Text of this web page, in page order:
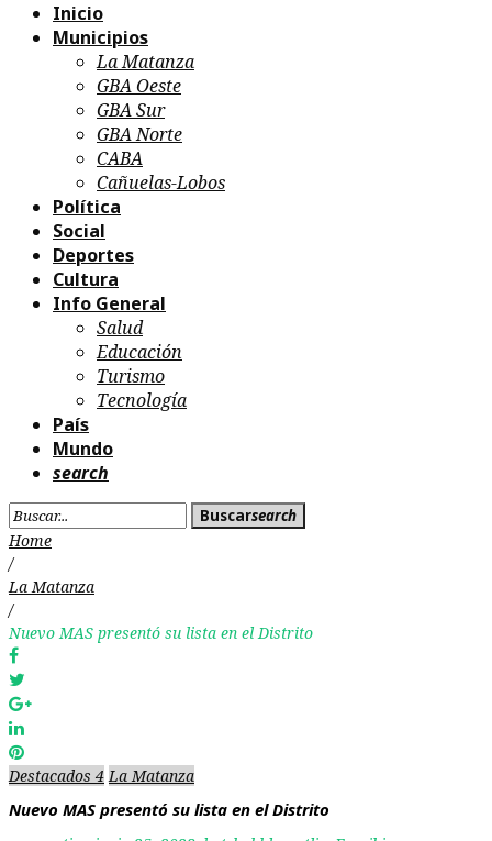
Inicio
Municipios
La Matanza
GBA Oeste
GBA Sur
GBA Norte
CABA
Cañuelas-Lobos
Política
Social
Deportes
Cultura
Info General
Salud
Educación
Turismo
Tecnología
País
Mundo
search
Search
for:
Buscarsearch
Home
/
La Matanza
/
Nuevo MAS presentó su lista en el Distrito
Facebook
Google+
LinkedIn
Pinterest
Destacados 4 La Matanza
Nuevo MAS presentó su lista en el Distrito